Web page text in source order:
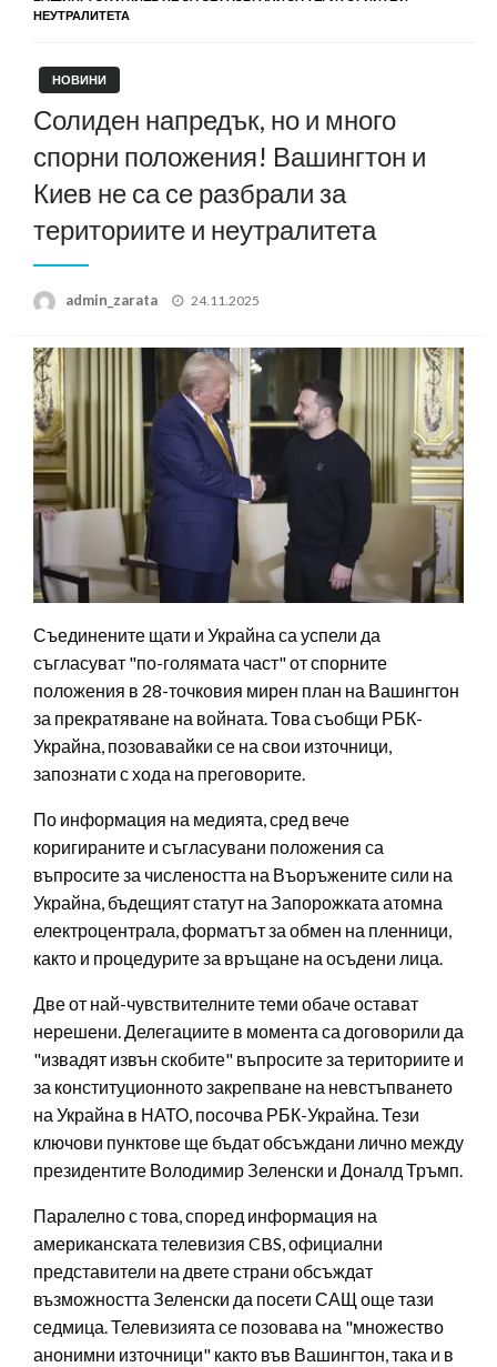
НЕУТРАЛИТЕТА
НОВИНИ
Солиден напредък, но и много
спорни положения! Вашингтон и
Киев не са се разбрали за
териториите и неутралитета
admin_zarata
Posted
24.11.2025
Съединените щати и Украйна са успели да
съгласуват "по-голямата част" от спорните
положения в 28-точковия мирен план на Вашингтон
за прекратяване на войната. Това съобщи РБК-
Украйна, позовавайки се на свои източници,
запознати с хода на преговорите.
По информация на медията, сред вече
коригираните и съгласувани положения са
въпросите за числеността на Въоръжените сили на
Украйна, бъдещият статут на Запорожката атомна
електроцентрала, форматът за обмен на пленници,
както и процедурите за връщане на осъдени лица.
Две от най-чувствителните теми обаче остават
нерешени. Делегациите в момента са договорили да
"извадят извън скобите" въпросите за териториите и
за конституционното закрепване на невстъпването
на Украйна в НАТО, посочва РБК-Украйна. Тези
ключови пунктове ще бъдат обсъждани лично между
президентите Володимир Зеленски и Доналд Тръмп.
Паралелно с това, според информация на
американската телевизия CBS, официални
представители на двете страни обсъждат
възможността Зеленски да посети САЩ още тази
седмица. Телевизията се позовава на "множество
анонимни източници" както във Вашингтон, така и в